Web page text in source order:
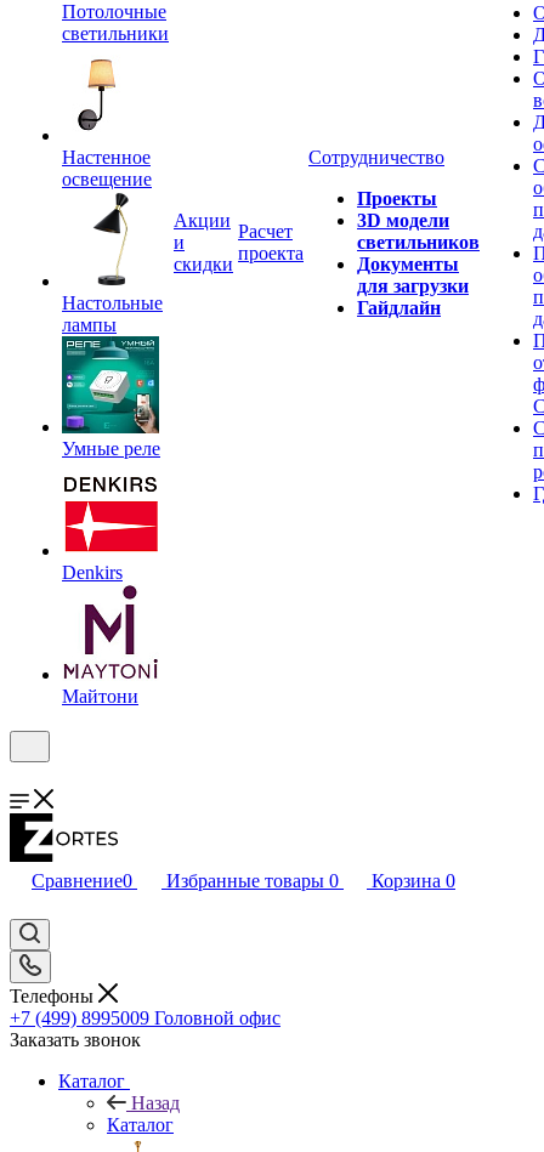
Потолочные
светильники
Настенное
освещение
Настольные
лампы
Умные реле
Denkirs
Майтони
Акции
и
скидки
Расчет
проекта
Сотрудничество
Проекты
3D модели
светильников
Документы
для загрузки
Гайдлайн
Сравнение0 Избранные товары 0 Корзина 0
Телефоны
+7 (499) 8995009 Головной офис
Заказать звонок
Каталог
Назад
Каталог